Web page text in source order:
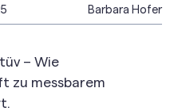
Barbara Hofer
– Wie
zu messbarem